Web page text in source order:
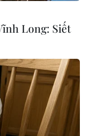
Bắc Mexico,
Long: Siết